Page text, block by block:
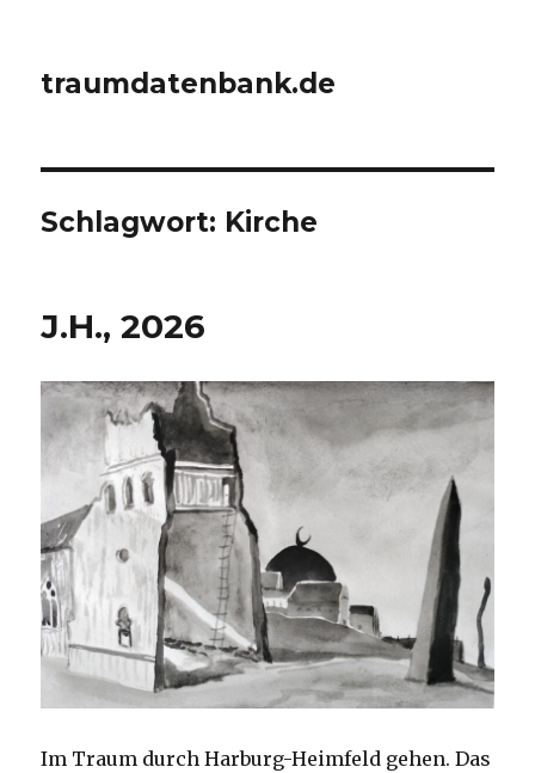
traumdatenbank.de
Schlagwort: Kirche
J.H., 2026
Im Traum durch Harburg-Heimfeld gehen. Das